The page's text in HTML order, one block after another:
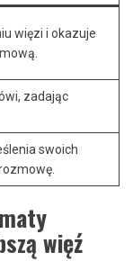
więzi i okazuje
zadając
swoich
więź